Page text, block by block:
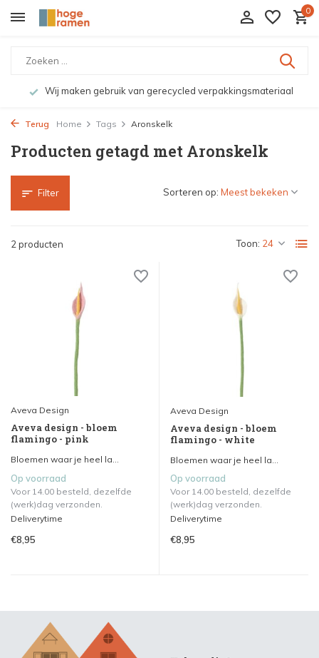
0
Wij maken gebruik van gerecycled verpakkingsmateriaal
Terug Home Tags Aronskelk
Producten getagd met Aronskelk
Filter
2 producten Toon:
Sorteren op:
Aveva Design
Aveva design - bloem
flamingo - pink
Bloemen waar je heel la...
Op voorraad
Voor 14.00 besteld, dezelfde
(werk)dag verzonden.
Deliverytime
€8,95
Aveva Design
Aveva design - bloem
flamingo - white
Bloemen waar je heel la...
Op voorraad
Voor 14.00 besteld, dezelfde
(werk)dag verzonden.
Deliverytime
€8,95